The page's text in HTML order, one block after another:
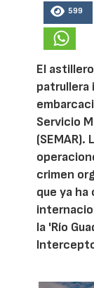
599
El
patrullera
Servicio
(SEMAR).
crimen
que ya
la 'Río